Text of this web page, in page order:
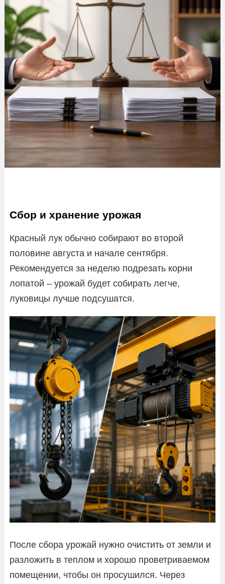
Сбор и хранение урожая
Красный лук обычно собирают во второй
половине августа и начале сентября.
Рекомендуется за неделю подрезать корни
лопатой – урожай будет собирать легче,
луковицы лучше подсушатся.
После сбора урожай нужно очистить от земли и
разложить в теплом и хорошо проветриваемом
помещении, чтобы он просушился. Через